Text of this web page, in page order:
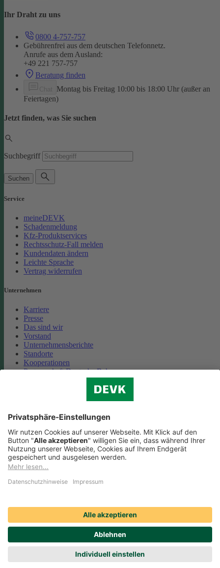
Ihr Draht zu uns
0800 4-757-757
Gebührenfrei aus dem deutschen Telefonnetz.
Anrufe aus dem Ausland:
+49 221 757-757
Beratung finden
Montag bis Freitag 10:00 bis 18:00 Uhr (außer an
Feiertagen)
Jetzt finden, was Sie suchen
Suchbegriff
Suchen
Service
meineDEVK
Schadenmeldung
Kfz-Produktservices
Rechtsschutz-Fall melden
Kundendaten ändern
Leichte Sprache
Vertrag widerrufen
Unternehmen
Karriere
Presse
Das sind wir
Vorstand
Unternehmensberichte
Standorte
Kooperationen
Partnerschaft Deutsche Bahn
Cookie-Einstellungen
Datenschutz
Impressum
Streitbeilegung
Nutzungshinweise
Compliance
Social Media Icons sowie Verlinkungen, die mit
sind, führen auf externe Seiten. Die DEVK ist für die dortigen
Nutzungsbedingungen und Datenschutzbestimmungen nicht
verantwortlich. Mehr dazu erfahren Sie unter